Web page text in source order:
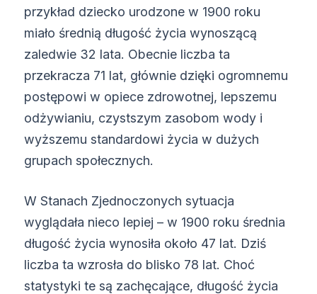
przykład dziecko urodzone w 1900 roku
miało średnią długość życia wynoszącą
zaledwie 32 lata. Obecnie liczba ta
przekracza 71 lat, głównie dzięki ogromnemu
postępowi w opiece zdrowotnej, lepszemu
odżywianiu, czystszym zasobom wody i
wyższemu standardowi życia w dużych
grupach społecznych.
W Stanach Zjednoczonych sytuacja
wyglądała nieco lepiej – w 1900 roku średnia
długość życia wynosiła około 47 lat. Dziś
liczba ta wzrosła do blisko 78 lat. Choć
statystyki te są zachęcające, długość życia